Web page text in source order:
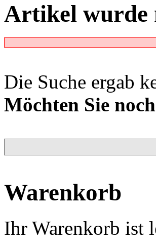
Artikel wurde
Die Suche ergab
Möchten Sie
Warenkorb
Ihr Warenkorb ist